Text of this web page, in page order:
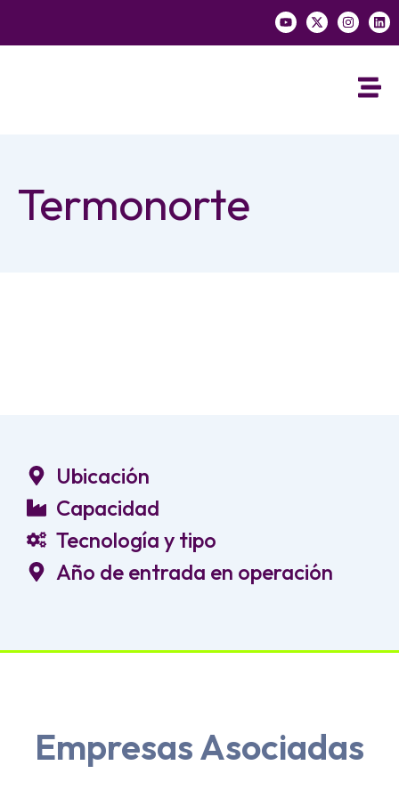
Termonorte
Ubicación
Capacidad
Tecnología y tipo
Año de entrada en operación
Empresas Asociadas